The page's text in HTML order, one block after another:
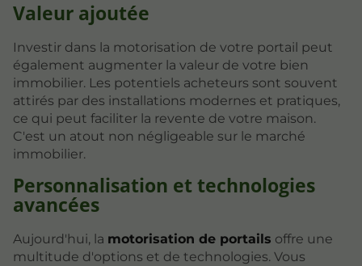
Valeur ajoutée
Investir dans la motorisation de votre portail peut
également augmenter la valeur de votre bien
immobilier. Les potentiels acheteurs sont souvent
attirés par des installations modernes et pratiques,
ce qui peut faciliter la revente de votre maison.
C'est un atout non négligeable sur le marché
immobilier.
Personnalisation et technologies
avancées
Aujourd'hui, la motorisation de portails offre une
multitude d'options et de technologies. Vous